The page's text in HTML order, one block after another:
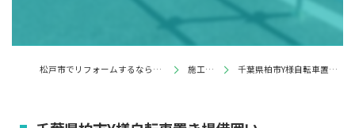
松戸市でリフォームするなら壱建株式会社 施工事例 千葉県柏市Y様自転車置き場借囲い